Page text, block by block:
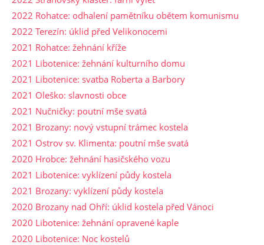
2022 Rohatce: odhalení pamětníku obětem komunismu
2022 Terezín: úklid před Velikonocemi
2021 Rohatce: žehnání kříže
2021 Libotenice: žehnání kulturního domu
2021 Libotenice: svatba Roberta a Barbory
2021 Oleško: slavnosti obce
2021 Nučničky: poutní mše svatá
2021 Brozany: nový vstupní trámec kostela
2021 Ostrov sv. Klimenta: poutní mše svatá
2020 Hrobce: žehnání hasičského vozu
2021 Libotenice: vyklízení půdy kostela
2021 Brozany: vyklízení půdy kostela
2020 Brozany nad Ohří: úklid kostela před Vánoci
2020 Libotenice: žehnání opravené kaple
2020 Libotenice: Noc kostelů